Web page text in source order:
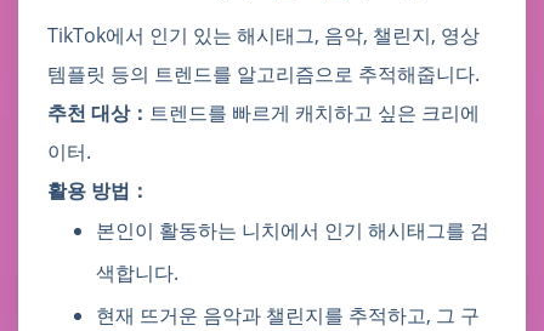
TikTok에서 인기 있는 해시태그, 음악, 챌린지, 영상
템플릿 등의 트렌드를 알고리즘으로 추적해줍니다.
추천 대상： 트렌드를 빠르게 캐치하고 싶은 크리에
이터.
활용 방법：
본인이 활동하는 니치에서 인기 해시태그를 검
색합니다.
현재 뜨거운 음악과 챌린지를 추적하고, 그 구